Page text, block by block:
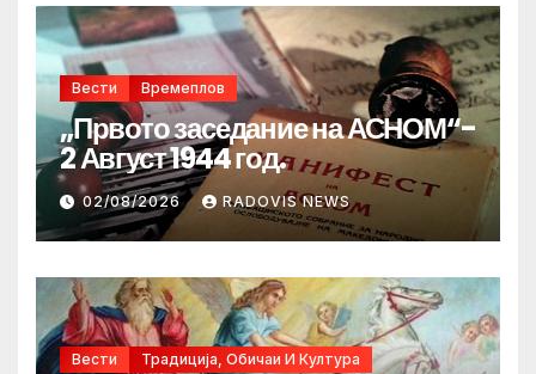
Вести Времеплов
„Првото заседание на АСНОМ“-
2 Август 1944 год.
02/08/2026 RADOVIS NEWS
Вести Традиција, Обичаи И Култура